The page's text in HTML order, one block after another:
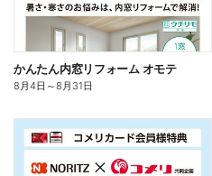
かんたん内窓リフォーム オモテ
8月4日 ～8月31日